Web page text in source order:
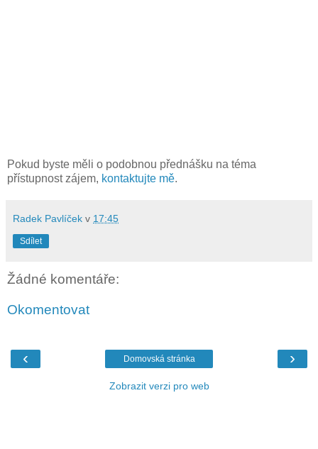
Pokud byste měli o podobnou přednášku na téma
přístupnost zájem, kontaktujte mě.
Radek Pavlíček v 17:45
Sdílet
Žádné komentáře:
Okomentovat
‹ ›
Domovská stránka
Zobrazit verzi pro web